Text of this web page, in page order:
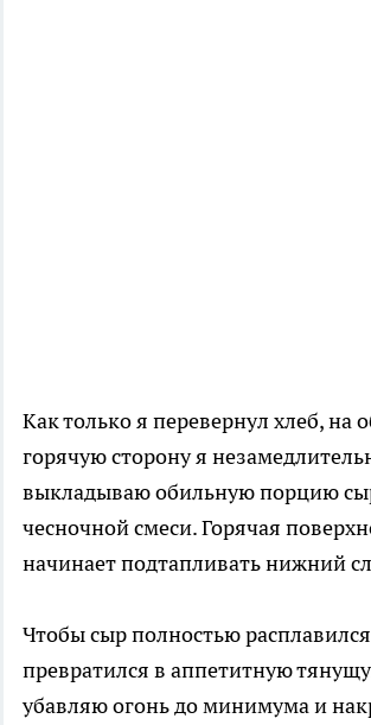
Как только я перевернул хлеб, на
горячую сторону я
выкладываю обильную порцию
чесночной смеси. Горячая
начинает подтапливать нижний
Чтобы сыр полностью
превратился в аппетитную
убавляю огонь до минимума и